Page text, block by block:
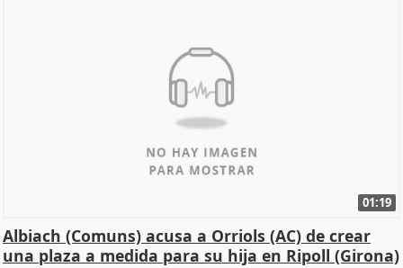
01:19
Albiach (Comuns) acusa a Orriols (AC) de crear
una plaza a medida para su hija en Ripoll (Girona)